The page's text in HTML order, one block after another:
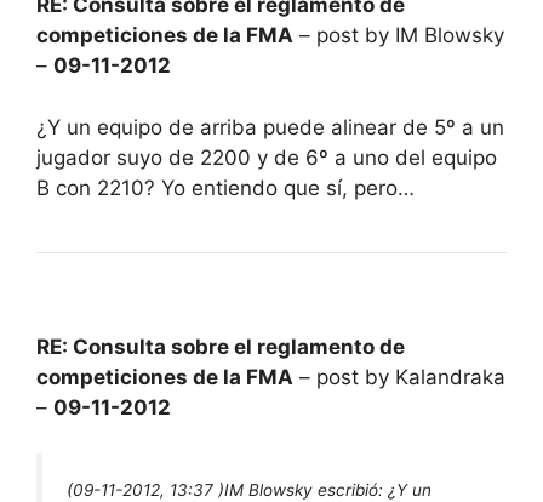
RE: Consulta sobre el reglamento de
competiciones de la FMA – post by IM Blowsky
– 09-11-2012
¿Y un equipo de arriba puede alinear de 5º a un
jugador suyo de 2200 y de 6º a uno del equipo
B con 2210? Yo entiendo que sí, pero…
RE: Consulta sobre el reglamento de
competiciones de la FMA – post by Kalandraka
– 09-11-2012
(09-11-2012, 13:37 )IM Blowsky escribió: ¿Y un